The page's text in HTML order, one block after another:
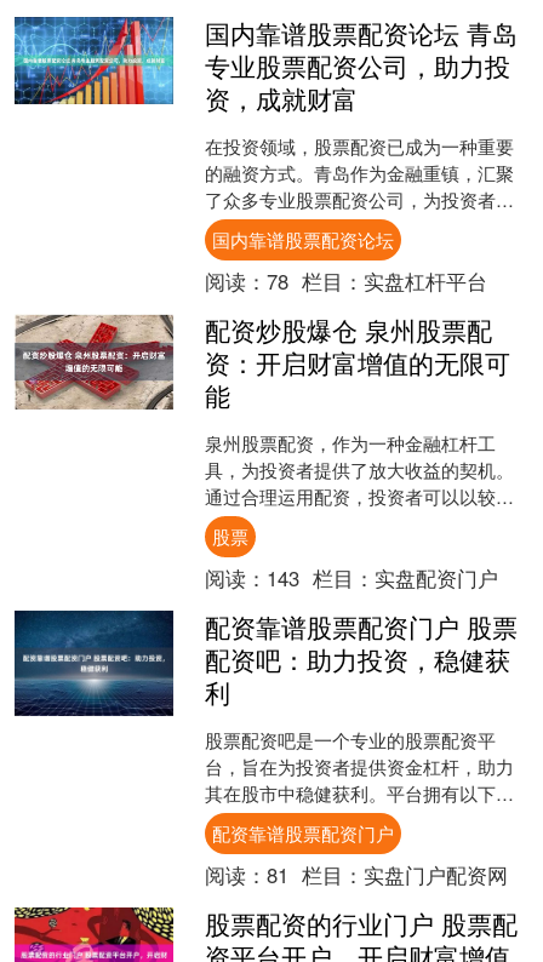
国内靠谱股票配资论坛 青岛
专业股票配资公司，助力投
资，成就财富
在投资领域，股票配资已成为一种重要
的融资方式。青岛作为金融重镇，汇聚
了众多专业股票配资公司，为投资者提
供资金杠杆国内靠谱股票配资论坛，助
力其投资获利。 配资炒股....
国内靠谱股票配资论坛
阅读： 78 栏目： 实盘杠杆平台
配资炒股爆仓 泉州股票配
资：开启财富增值的无限可
能
泉州股票配资，作为一种金融杠杆工
具，为投资者提供了放大收益的契机。
通过合理运用配资，投资者可以以较小
的本金撬动更大的资金，从而提升投资
收益率。 然而，杠杆炒股也....
股票
阅读： 143 栏目： 实盘配资门户
配资靠谱股票配资门户 股票
配资吧：助力投资，稳健获
利
股票配资吧是一个专业的股票配资平
台，旨在为投资者提供资金杠杆，助力
其在股市中稳健获利。平台拥有以下优
势： * **高杠杆放大收益：**杠杆资金可
以放大投资本金，....
配资靠谱股票配资门户
阅读： 81 栏目： 实盘门户配资网
股票配资的行业门户 股票配